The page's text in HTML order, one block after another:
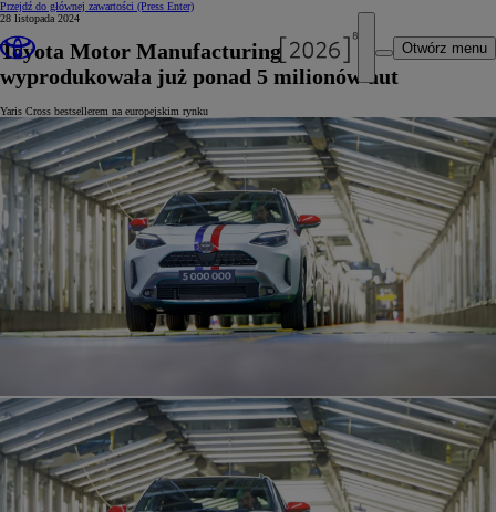
Przejdź do głównej zawartości (Press Enter)
Otwórz menu
28 listopada 2024
Toyota Motor Manufacturing France
wyprodukowała już ponad 5 milionów aut
Yaris Cross bestsellerem na europejskim rynku